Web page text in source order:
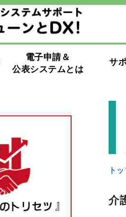
電子申請＆
公表システムとは
サ
ト
介